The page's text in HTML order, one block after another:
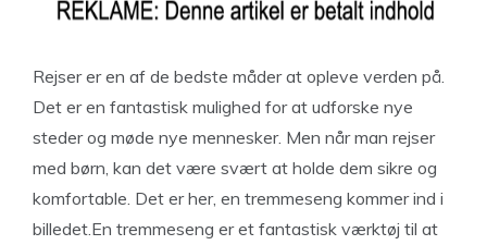
Rejser er en af de bedste måder at opleve verden på.
Det er en fantastisk mulighed for at udforske nye
steder og møde nye mennesker. Men når man rejser
med børn, kan det være svært at holde dem sikre og
komfortable. Det er her, en tremmeseng kommer ind i
billedet.En tremmeseng er et fantastisk værktøj til at